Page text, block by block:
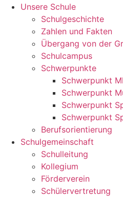
Unsere Schule
Schulgeschichte
Zahlen und Fakten
Übergang von der
Schulcampus
Schwerpunkte
Schwerpunkt
Schwerpunkt
Schwerpunkt
Schwerpunkt
Berufsorientierung
Schulgemeinschaft
Schulleitung
Kollegium
Förderverein
Schülervertretung